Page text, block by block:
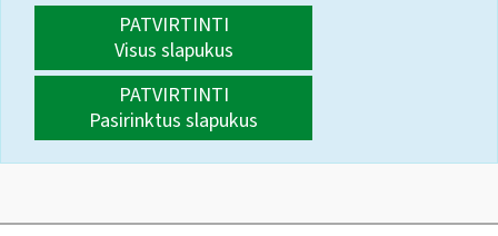
PATVIRTINTI
Visus slapukus
PATVIRTINTI
Pasirinktus slapukus